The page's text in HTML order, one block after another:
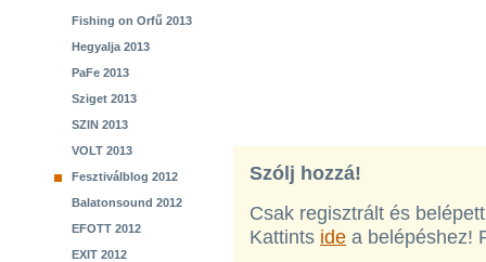
Fishing on Orfű 2013
Hegyalja 2013
PaFe 2013
Sziget 2013
SZIN 2013
VOLT 2013
Fesztiválblog 2012
Balatonsound 2012
EFOTT 2012
EXIT 2012
Szólj hozzá!
Csak regisztrált és
Kattints ide a belépéshez!